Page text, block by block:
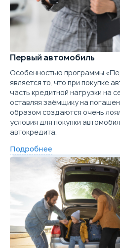
Первый автомобиль
Особенностью программы
является то, что при покупке
часть кредитной нагрузки на
оставляя заёмщику на
образом создаются очень
условия для покупки
автокредита.
Подробнее